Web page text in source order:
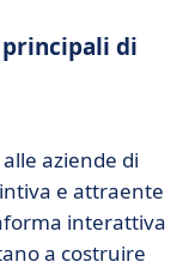
di
aziende di
e attraente
interattiva
a costruire